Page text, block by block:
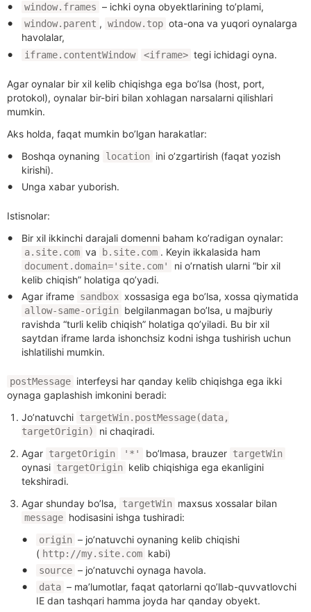
window.frames – ichki oyna obyektlarining to’plami,
window.parent , window.top ota-ona va yuqori oynalarga
havolalar,
iframe.contentWindow <iframe> tegi ichidagi oyna.
Agar oynalar bir xil kelib chiqishga ega bo’lsa (host, port,
protokol), oynalar bir-biri bilan xohlagan narsalarni qilishlari
mumkin.
Aks holda, faqat mumkin bo’lgan harakatlar:
Boshqa oynaning
location ini o’zgartirish (faqat yozish
kirishi).
Unga xabar yuborish.
Istisnolar:
Bir xil ikkinchi darajali domenni baham ko’radigan oynalar:
a.site.com va b.site.com . Keyin ikkalasida ham
document.domain='site.com'
ni o’rnatish ularni “bir xil
kelib chiqish” holatiga qo’yadi.
Agar iframe sandbox xossasiga ega bo’lsa, xossa qiymatida
allow-same-origin belgilanmagan bo’lsa, u majburiy
ravishda “turli kelib chiqish” holatiga qo’yiladi. Bu bir xil
saytdan iframe larda ishonchsiz kodni ishga tushirish uchun
ishlatilishi mumkin.
postMessage interfeysi har qanday kelib chiqishga ega ikki
oynaga gaplashish imkonini beradi:
Jo’natuvchi targetWin.postMessage(data,
targetOrigin)
ni chaqiradi.
Agar targetOrigin '*' bo’lmasa, brauzer targetWin
oynasi targetOrigin kelib chiqishiga ega ekanligini
tekshiradi.
Agar shunday bo’lsa,
targetWin maxsus xossalar bilan
message hodisasini ishga tushiradi:
origin – jo’natuvchi oynaning kelib chiqishi
( http://my.site.com kabi)
source – jo’natuvchi oynaga havola.
data – ma’lumotlar, faqat qatorlarni qo’llab-quvvatlovchi
IE dan tashqari hamma joyda har qanday obyekt.